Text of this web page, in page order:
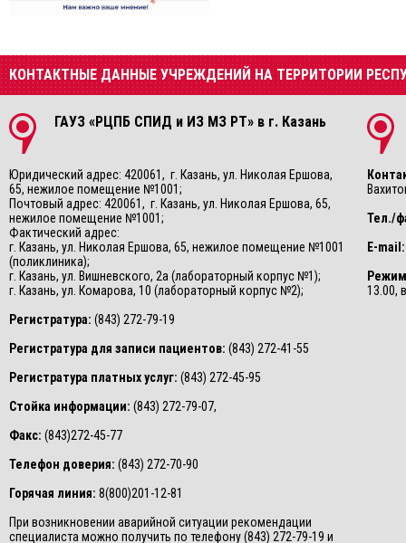
КОНТАКТНЫЕ ДАННЫЕ УЧРЕЖДЕНИЙ НА ТЕРРИТОРИИ
ГАУЗ «РЦПБ СПИД и ИЗ МЗ РТ» в г. Казань
Юридический адрес: 420061, г. Казань, ул. Николая Ершова,
65, нежилое помещение №1001;
Почтовый адрес: 420061, г. Казань, ул. Николая Ершова, 65,
нежилое помещение №1001;
Фактический адрес:
г. Казань, ул. Николая Ершова, 65, нежилое помещение №1001
(поликлиника);
г. Казань, ул. Вишневского, 2а (лабораторный корпус №1);
г. Казань, ул. Комарова, 10 (лабораторный корпус №2);
Регистратура: (843) 272-79-19
Регистратура для записи пациентов: (843) 272-41-55
Регистратура платных услуг: (843) 272-45-95
Стойка информации: (843) 272-79-07,
Факс: (843)272-45-77
Телефон доверия: (843) 272-70-90
Горячая линия: 8(800)201-12-81
При возникновении аварийной ситуации рекомендации
специалиста можно получить по телефону (843) 272-79-19 и
Тел./
E-mail:
13.00,